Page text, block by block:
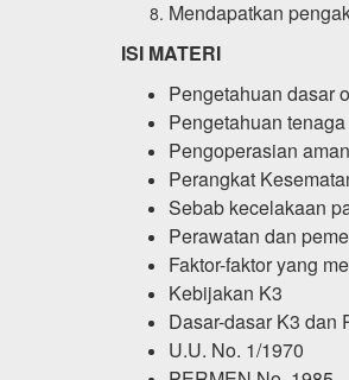
Mendapatkan
ISI MATERI
Pengetahuan dasar
Pengetahuan
Pengoperasian aman
Perangkat
Sebab kecelakaan
Perawatan dan
Faktor-faktor yang
Kebijakan K3
Dasar-dasar K3 dan
U.U. No. 1/1970